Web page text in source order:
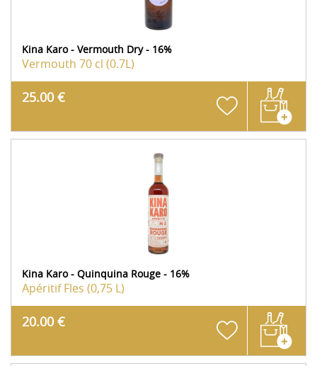
Kina Karo - Vermouth Dry - 16%
Vermouth 70 cl (0.7L)
25.00 €
Kina Karo - Quinquina Rouge - 16%
ApéritifFles (0,75 L)
20.00 €